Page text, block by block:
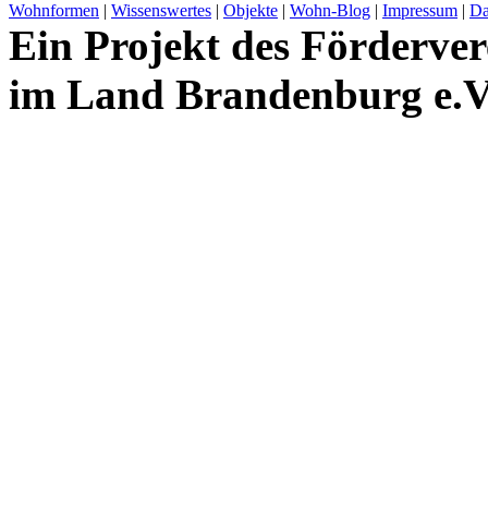
Wohnformen | Wissenswertes | Objekte | Wohn-Blog | Impressum |
Ein Projekt des
im Land Brandenburg